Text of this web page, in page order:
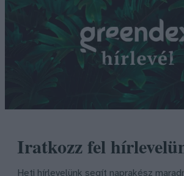
Iratkozz fel
Heti hírlevelünk segít naprakész